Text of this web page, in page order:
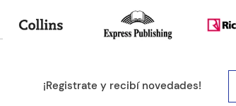
Tu ubicación
¡Registrate y recibí novedades!